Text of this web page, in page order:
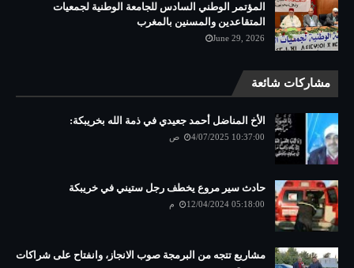
المؤتمر الوطني السادس للجامعة الوطنية لجمعيات
المتقاعدين والمسنين بالمغرب
June 29, 2026
مشاركات شائعة
الأخ المناضل أحمد جعيدي في ذمة الله بخريبكة:
4/07/2025 10:37:00 ص
حادث سير مروع يخطف رجل ستيني في خريبكة
12/04/2024 05:18:00 م
مشاريع تتجه من البرمجة صوب الانجاز، وانفتاح على شراكات